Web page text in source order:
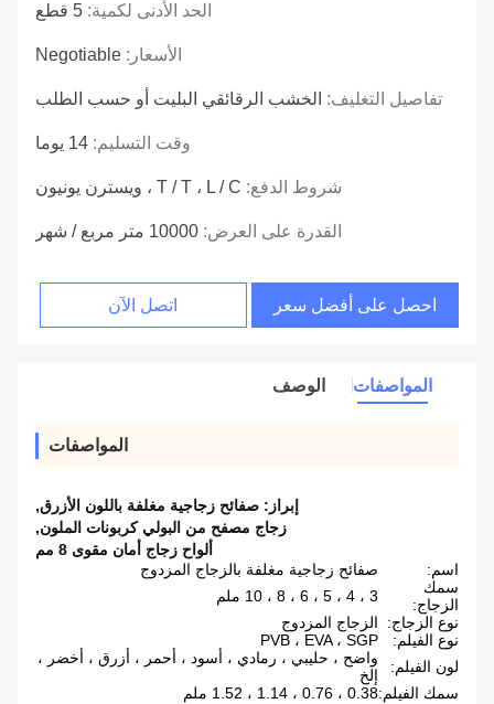
الحد الأدنى لكمية: 5 قطع
الأسعار: Negotiable
تفاصيل التغليف: الخشب الرقائقي البليت أو حسب الطلب
وقت التسليم: 14 يوما
شروط الدفع: T / T ، L / C ، ويسترن يونيون
القدرة على العرض: 10000 متر مربع / شهر
احصل على أفضل سعر اتصل الآن
المواصفات الوصف
المواصفات
إبراز: صفائح زجاجية مغلفة باللون الأزرق,
زجاج مصفح من البولي كربونات الملون,
ألواح زجاج أمان مقوى 8 مم
اسم:
صفائح زجاجية مغلفة بالزجاج المزدوج
سمك
الزجاج:
3 ، 4 ، 5 ، 6 ، 8 ، 10 ملم
نوع الزجاج:
الزجاج المزدوج
نوع الفيلم:
PVB ، EVA ، SGP
لون الفيلم:
واضح ، حليبي ، رمادي ، أسود ، أحمر ، أزرق ، أخضر ،
إلخ
سمك الفيلم:0.38 ، 0.76 ، 1.14 ، 1.52 ملم